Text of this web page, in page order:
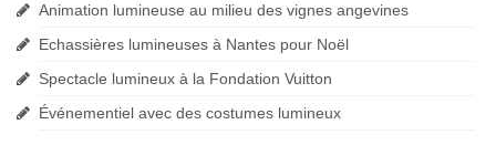
Animation lumineuse au milieu des vignes angevines
Echassières lumineuses à Nantes pour Noël
Spectacle lumineux à la Fondation Vuitton
Événementiel avec des costumes lumineux